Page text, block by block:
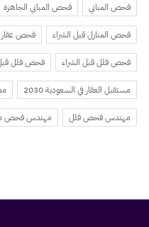
فحص المباني فحص المباني الجاهزة
فحص المنازل قبل الشراء فحص عقار
فحص فلل قبل الشراء فحص فلل قبل
مستقبل العقار في السعودية 2030
مهندس فحص فلل مهندس فحص